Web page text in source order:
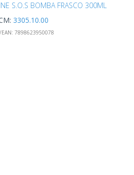
S.O.S BOMBA FRASCO 300ML
3305.10.00
7898623950078